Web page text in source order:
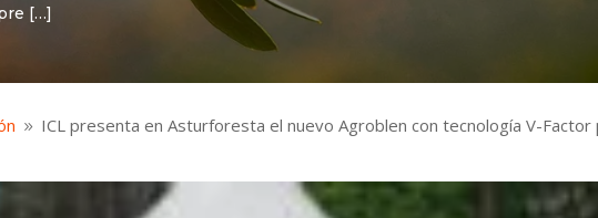
[…]
9 ICL presenta en Asturforesta el nuevo Agroblen con tecnología V-Factor